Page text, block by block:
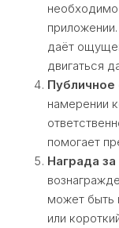
необходимо
даёт
двигаться
намерении
помогает
Награда за
может быть
или